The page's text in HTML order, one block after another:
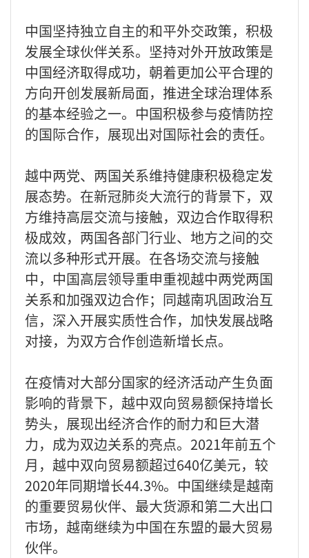
中国坚持独立自主的和平外交政策，积极
发展全球伙伴关系。坚持对外开放政策是
中国经济取得成功，朝着更加公平合理的
方向开创发展新局面，推进全球治理体系
的基本经验之一。中国积极参与疫情防控
的国际合作，展现出对国际社会的责任。
越中两党、两国关系维持健康积极稳定发
展态势。在新冠肺炎大流行的背景下，双
方维持高层交流与接触，双边合作取得积
极成效，两国各部门行业、地方之间的交
流以多种形式开展。在各场交流与接触
中，中国高层领导重申重视越中两党两国
关系和加强双边合作；同越南巩固政治互
信，深入开展实质性合作，加快发展战略
对接，为双方合作创造新增长点。
在疫情对大部分国家的经济活动产生负面
影响的背景下，越中双向贸易额保持增长
势头，展现出经济合作的耐力和巨大潜
力，成为双边关系的亮点。2021年前五个
月，越中双向贸易额超过640亿美元，较
2020年同期增长44.3%。中国继续是越南
的重要贸易伙伴、最大货源和第二大出口
市场，越南继续为中国在东盟的最大贸易
伙伴。